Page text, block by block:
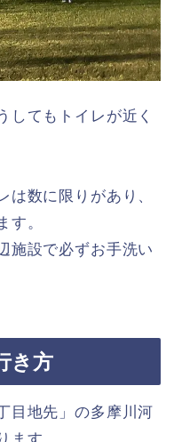
してもトイレが近く
は数に限りがあり、
す。
施設で必ずお手洗い
き方
目地先」の多摩川河